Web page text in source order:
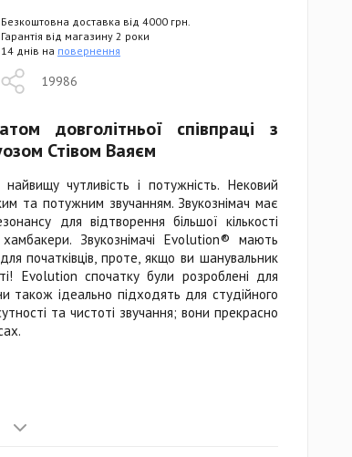
19986
Безкоштовна доставка від 4000 грн.
Гарантія від магазину 2 роки
14 днів на повернення
довголітньої співпраці з
Стівом Ваяєм
чутливість і потужність. Нековий
та потужним звучанням. Звукознімач має
для відтворення більшої кількості
Звукознімачі Evolution® мають
початківців, проте, якщо ви шанувальник
Evolution спочатку були розроблені для
також ідеально підходять для студійного
та чистоті звучання; вони прекрасно